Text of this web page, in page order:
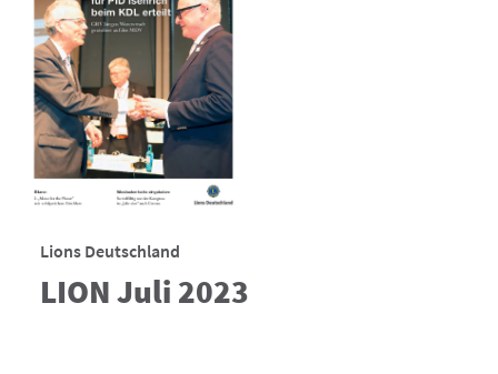
Lions Deutschland
LION Juli 2023